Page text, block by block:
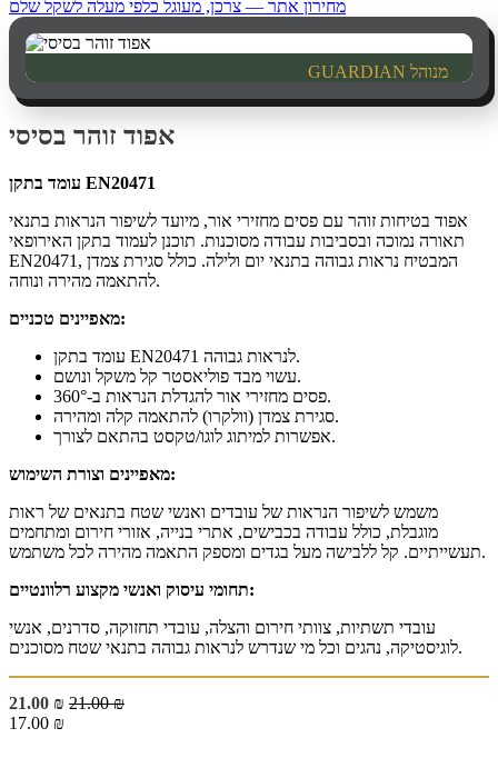
מחירון אתר — צרכן, מעוגל כלפי מעלה לשקל שלם
מנוהל GUARDIAN
אפוד זוהר בסיסי
עומד בתקן EN20471
אפוד בטיחות זוהר עם פסים מחזירי אור, מיועד לשיפור הנראות בתנאי
תאורה נמוכה ובסביבות עבודה מסוכנות. תוכנן לעמוד בתקן האירופאי
EN20471, המבטיח נראות גבוהה בתנאי יום ולילה. כולל סגירת צמדן
להתאמה מהירה ונוחה.
מאפיינים טכניים:
עומד בתקן EN20471 לנראות גבוהה.
עשוי מבד פוליאסטר קל משקל ונושם.
פסים מחזירי אור להגדלת הנראות ב-360°.
סגירת צמדן (וולקרו) להתאמה קלה ומהירה.
אפשרות למיתוג לוגו/טקסט בהתאם לצורך.
מאפיינים וצורת השימוש:
משמש לשיפור הנראות של עובדים ואנשי שטח בתנאים של ראות
מוגבלת, כולל עבודה בכבישים, אתרי בנייה, אזורי חירום ומתחמים
תעשייתיים. קל ללבישה מעל בגדים ומספק התאמה מהירה לכל משתמש.
תחומי עיסוק ואנשי מקצוע רלוונטיים:
עובדי תשתיות, צוותי חירום והצלה, עובדי תחזוקה, סדרנים, אנשי
לוגיסטיקה, נהגים וכל מי שנדרש לנראות גבוהה בתנאי שטח מסוכנים.
21.00 ₪ 21.00₪
17.00 ₪